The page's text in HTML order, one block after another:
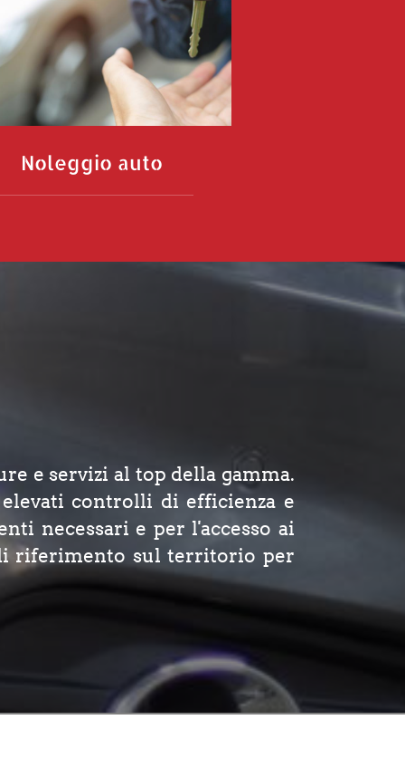
Noleggio auto
e servizi al top della gamma.
controlli di efficienza e
necessari e per l'accesso ai
riferimento sul territorio per